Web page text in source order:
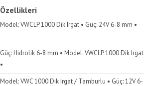
Özellikleri
Model: VWCLP 1000 Dik Irgat • Güç: 24V 6-8 mm •
Güç: Hidrolik 6-8 mm • Model: VWCLP 1000 Dik Irgat
•
Model: VWC 1000 Dik Irgat / Tamburlu • Güç: 12V 6-